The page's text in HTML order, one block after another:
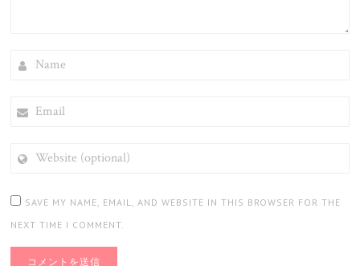
(OPTIONAL)
SAVE MY NAME, EMAIL, AND WEBSITE IN THIS BROWSER FOR THE
NEXT TIME I COMMENT.